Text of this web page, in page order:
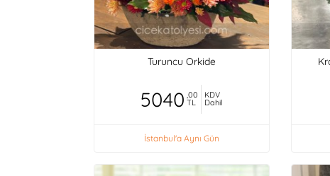
Turuncu Orkide
5040 ,00
TL
KDV
Dahil
İstanbul'a Aynı Gün